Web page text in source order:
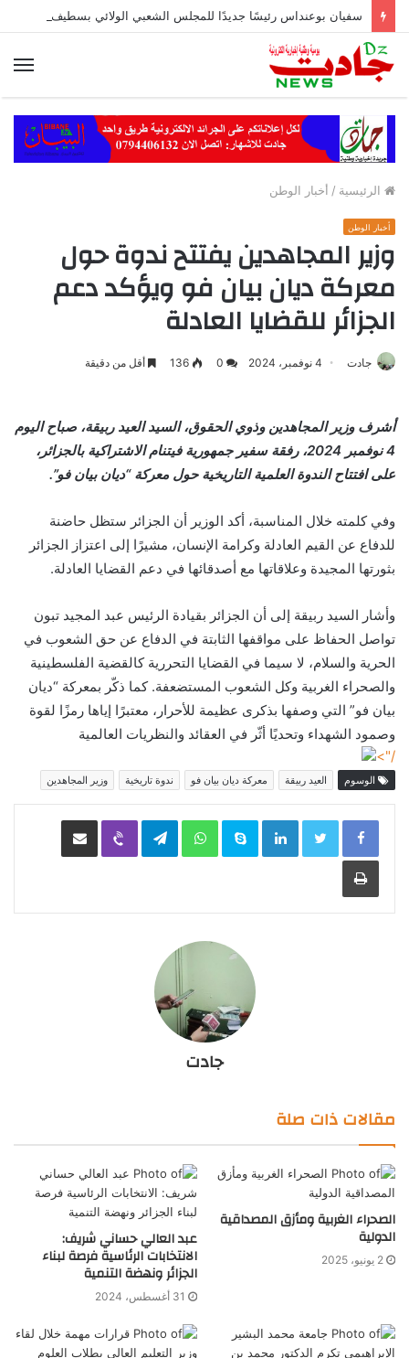
الرئيسية / أخبار الوطن
أخبار الوطن
وزير المجاهدين يفتتح ندوة حول
معركة ديان بيان فو ويؤكد دعم
الجزائر للقضايا العادلة
جادت 4 نوفمبر، 2024 0
136 أقل من دقيقة
أشرف وزير المجاهدين وذوي الحقوق، السيد العيد ربيقة، صباح اليوم
4 نوفمبر 2024، رفقة سفير جمهورية فيتنام الاشتراكية بالجزائر،
على افتتاح الندوة العلمية التاريخية حول معركة “ديان بيان فو”.
وفي كلمته خلال المناسبة، أكد الوزير أن الجزائر ستظل حاضنة
للدفاع عن القيم العادلة وكرامة الإنسان، مشيرًا إلى اعتزاز الجزائر
بثورتها المجيدة وعلاقاتها مع أصدقائها في دعم القضايا العادلة.
وأشار السيد ربيقة إلى أن الجزائر بقيادة الرئيس عبد المجيد تبون
تواصل الحفاظ على مواقفها الثابتة في الدفاع عن حق الشعوب في
الحرية والسلام، لا سيما في القضايا التحررية كالقضية الفلسطينية
والصحراء الغربية وكل الشعوب المستضعفة. كما ذكّر بمعركة “ديان
بيان فو” التي وصفها بذكرى عظيمة للأحرار، معتبرًا إياها رمزًا لقوة
وصمود الشهداء وتحديًا أثّر في العقائد والنظريات العالمية
/">
الوسوم العيد ربيقة معركة ديان بيان فو ندوة تاريخية وزير المجاهدين
LinkedIn
Skype
WhatsApp
Telegram
Viber مشاركة عبر البريد
طباعة
جادت
مقالات ذات صلة
الصحراء الغربية ومأزق المصداقية
الدولية
2 يونيو، 2025
عبد العالي حساني شريف:
الانتخابات الرئاسية فرصة لبناء
الجزائر ونهضة التنمية
31 أغسطس، 2024